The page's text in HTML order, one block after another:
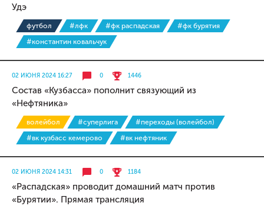
Удэ
футбол #лфк #фк распадская
#фк бурятия
#константин ковальчук
02 ИЮНЯ 2024 16:27 0 1446
Состав «Кузбасса» пополнит связующий из
«Нефтяника»
волейбол #суперлига
#переходы (волейбол)
#вк кузбасс кемерово
#вк нефтяник
02 ИЮНЯ 2024 14:31 0 1184
«Распадская» проводит домашний матч против
«Бурятии». Прямая трансляция